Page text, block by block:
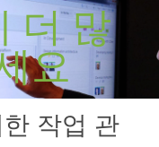
더 많
요
작업 관